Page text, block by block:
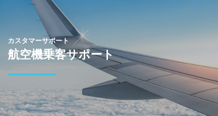
カスタマーサポート
航空機乗客サポート